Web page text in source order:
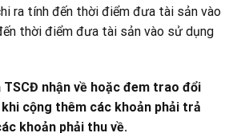
ra tính đến thời điểm đưa tài sản vào
thời điểm đưa tài sản vào sử dụng
TSCĐ nhận về hoặc đem trao đổi
cộng thêm các khoản phải trả
khoản phải thu về.